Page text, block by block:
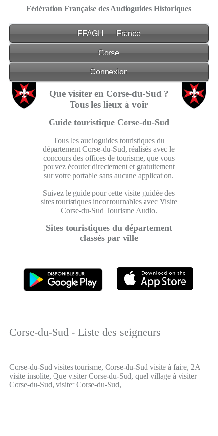
Fédération Française des Audioguides Historiques
FFAGH France
Corse
Connexion
Que visiter en Corse-du-Sud ?
Tous les lieux à voir
Guide touristique Corse-du-Sud
Tous les audioguides touristiques du
département Corse-du-Sud, réalisés avec le
concours des offices de tourisme, que vous
pouvez écouter directement et gratuitement
sur votre portable sans aucune application.
Suivez le guide pour cette visite guidée des
sites touristiques incontournables avec Visite
Corse-du-Sud Tourisme Audio.
Sites touristiques du département
classés par ville
Corse-du-Sud - Liste des seigneurs
Corse-du-Sud visites tourisme, Corse-du-Sud visite à faire, 2A
visite insolite, Que visiter Corse-du-Sud, quel village à visiter
Corse-du-Sud, visiter Corse-du-Sud,